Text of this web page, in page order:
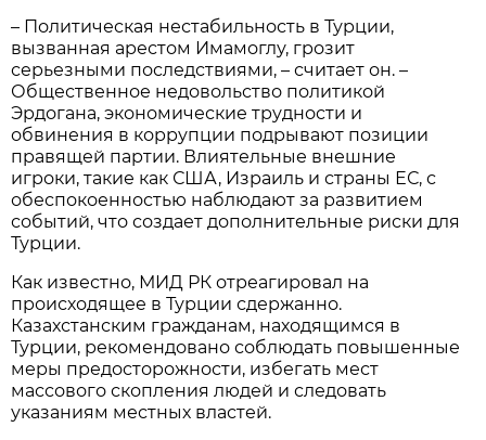
– Политическая нестабильность в Турции,
вызванная арестом Имамоглу, грозит
серьезными последствиями, – считает он. –
Общественное недовольство политикой
Эрдогана, экономические трудности и
обвинения в коррупции подрывают позиции
правящей партии. Влиятельные внешние
игроки, такие как США, Израиль и страны ЕС, с
обеспокоенностью наблюдают за развитием
событий, что создает дополнительные риски для
Турции.
Как известно, МИД РК отреагировал на
происходящее в Турции сдержанно.
Казахстанским гражданам, находящимся в
Турции, рекомендовано соблюдать повышенные
меры предосторожности, избегать мест
массового скопления людей и следовать
указаниям местных властей.